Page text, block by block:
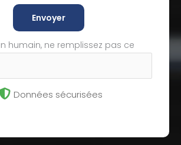
Envoyer
humain, ne remplissez pas ce
Données sécurisées